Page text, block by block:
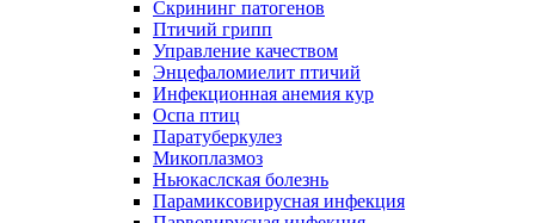
Скрининг патогенов
Птичий грипп
Управление качеством
Энцефаломиелит птичий
Инфекционная анемия кур
Оспа птиц
Паратуберкулез
Микоплазмоз
Ньюкаслская болезнь
Парамиксовирусная инфекция